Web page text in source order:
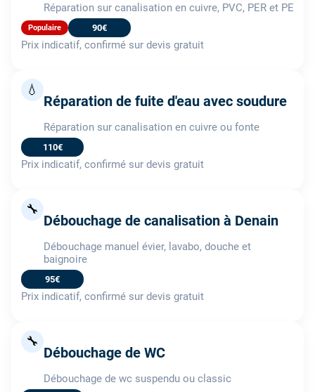
Réparation sur canalisation en cuivre, PVC, PER et PE
Populaire 90€
Prix indicatif, confirmé sur devis gratuit
💧
Réparation de fuite d'eau avec soudure
Réparation sur canalisation en cuivre ou fonte
110€
Prix indicatif, confirmé sur devis gratuit
🔧
Débouchage de canalisation à Denain
Débouchage manuel évier, lavabo, douche et
baignoire
95€
Prix indicatif, confirmé sur devis gratuit
🔧
Débouchage de WC
Débouchage de wc suspendu ou classic